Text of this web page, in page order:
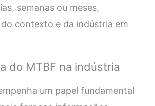
semanas ou meses,
contexto e da indústria em
do MTBF na indústria
um papel fundamental